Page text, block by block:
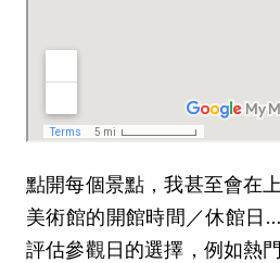
點開每個景點，我甚至會在
美術館的開館時間／休館日
評估參觀日的選擇，例如熱